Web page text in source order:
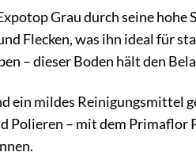
Grau durch seine
Flecken, was ihn ideal für
– dieser Boden hält den
ein mildes Reinigungsmittel
Polieren – mit dem